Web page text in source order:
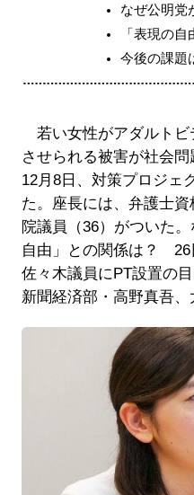
なぜ公明党
「表現の
今後の課題
若い女性がアダルトビ
させられる被害が社会
12月8日、対策プロジェ
た。座長には、弁護士
院議員（36）がついた
自由」との関係は？ 26
佐々木議員にPT設置の
新聞経済部・高野真吾、